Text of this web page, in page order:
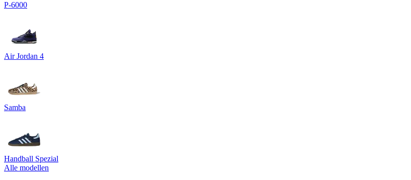
P-6000
Air Jordan 4
Samba
Handball Spezial
Alle modellen